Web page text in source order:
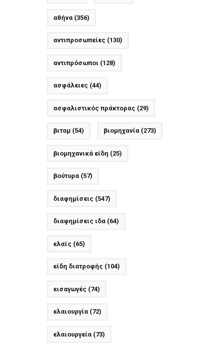
αθήνα(356)
αντιπροσωπείες (130)
αντιπρόσωποι (128)
ασφάλειες (44)
ασφαλιστικός πράκτορας (29)
βιταμ (54) βιομηχανία(273)
βιομηχανικά είδη (25)
βούτυρα(57)
διαφημίσεις (547)
διαφημίσεις ιδα(64)
ελαϊς (65)
είδη διατροφής (104)
εισαγωγές (74)
ελαιουργία(72)
ελαιουργεία(73)